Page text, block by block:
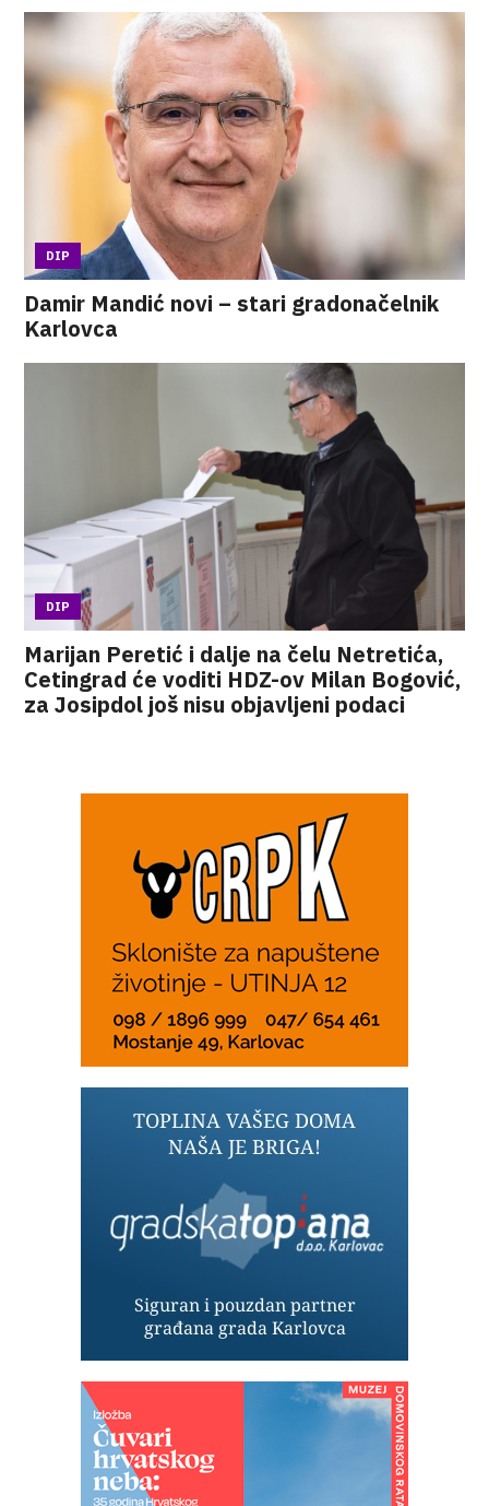
DIP
Damir Mandić novi – stari gradonačelnik
Karlovca
DIP
Marijan Peretić i dalje na čelu Netretića,
Cetingrad će voditi HDZ-ov Milan Bogović,
za Josipdol još nisu objavljeni podaci